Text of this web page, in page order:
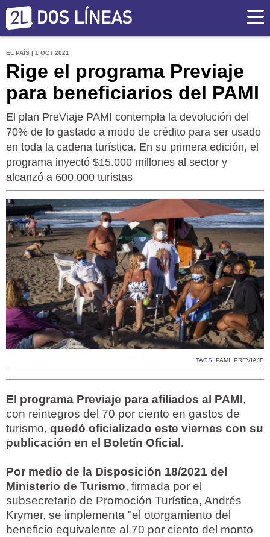
EL PAÍS | 1 OCT 2021
Rige el programa Previaje
para beneficiarios del PAMI
El plan PreViaje PAMI contempla la devolución del
70% de lo gastado a modo de crédito para ser usado
en toda la cadena turística. En su primera edición, el
programa inyectó $15.000 millones al sector y
alcanzó a 600.000 turistas
TAGS: PAMI , PREVIAJE
El programa Previaje para afiliados al PAMI,
con reintegros del 70 por ciento en gastos de
turismo, quedó oficializado este viernes con su
publicación en el Boletín Oficial.
Por medio de la Disposición 18/2021 del
Ministerio de Turismo, firmada por el
subsecretario de Promoción Turística, Andrés
Krymer, se implementa "el otorgamiento del
beneficio equivalente al 70 por ciento del monto